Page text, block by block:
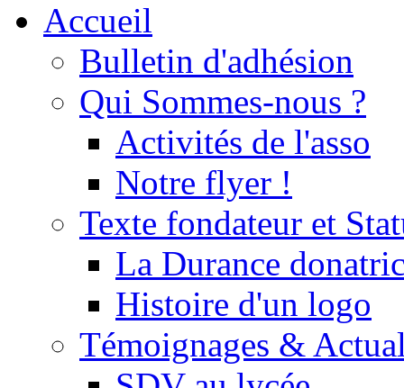
Accueil
Bulletin d'adhésion
Qui Sommes-nous ?
Activités de l'asso
Notre flyer !
Texte fondateur et
La Durance
Histoire d'un logo
Témoignages &